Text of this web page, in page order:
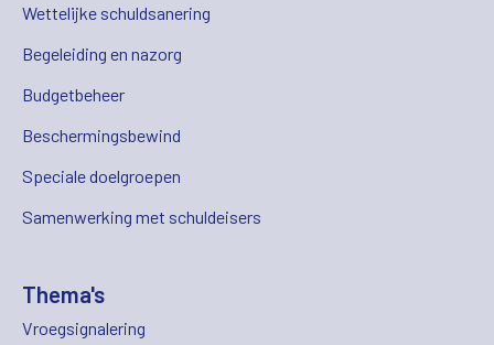
Wettelijke schuldsanering
Begeleiding en nazorg
Budgetbeheer
Beschermingsbewind
Speciale doelgroepen
Samenwerking met schuldeisers
Thema's
Vroegsignalering